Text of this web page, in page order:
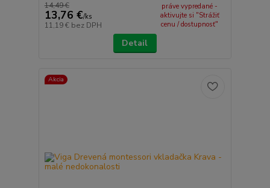
14,49 €
13,76 €/ks
11,19 € bez DPH
práve vypredané -
aktivujte si "Strážiť
cenu / dostupnosť"
Detail
Akcia